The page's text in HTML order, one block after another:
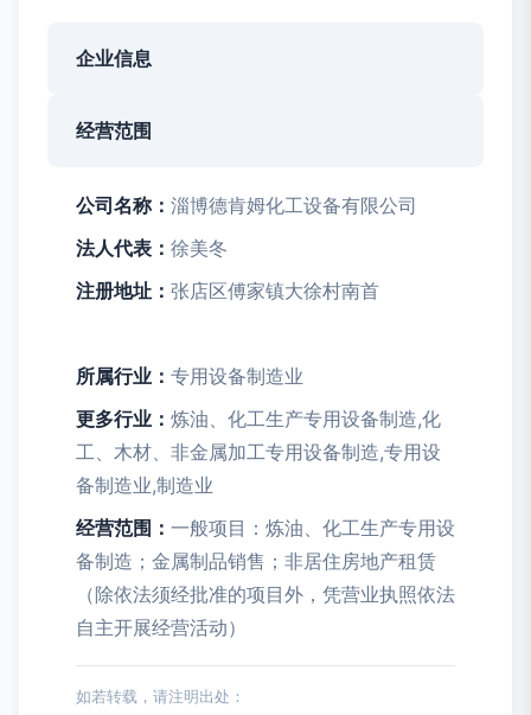
企业信息
经营范围
公司名称： 淄博德肯姆化工设备有限公司
法人代表： 徐美冬
注册地址： 张店区傅家镇大徐村南首
所属行业： 专用设备制造业
更多行业： 炼油、化工生产专用设备制造,化
工、木材、非金属加工专用设备制造,专用设
备制造业,制造业
经营范围： 一般项目：炼油、化工生产专用设
备制造；金属制品销售；非居住房地产租赁
（除依法须经批准的项目外，凭营业执照依法
自主开展经营活动）
如若转载，请注明出处：